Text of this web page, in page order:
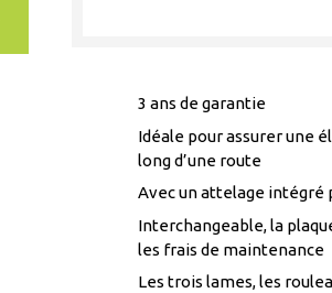
3 ans de garantie
Idéale pour assurer une
long d’une route
Avec un attelage intégré
Interchangeable, la
les frais de maintenance
Les trois lames, les